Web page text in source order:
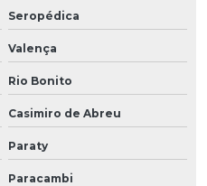
Seropédica
Valença
Rio Bonito
Casimiro de Abreu
Paraty
Paracambi